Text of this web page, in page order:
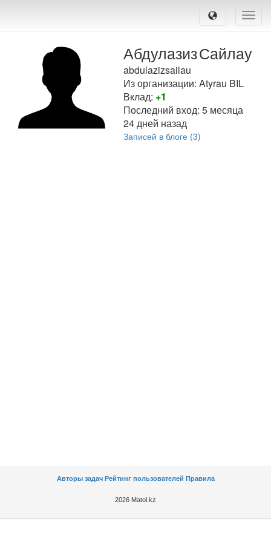
Toggle
АбдулазизСайлау
abdulazizsailau
Из организации: Atyrau BIL
Вклад: +1
Последний вход:5 месяца
24 дней назад
Записей в блоге (3)
Авторы задач Рейтинг пользователей Правила
2026 Matol.kz